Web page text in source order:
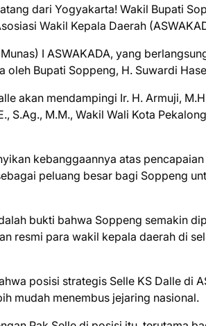
dari Yogyakarta! Wakil Bupati
Wakil Kepala Daerah
I ASWAKADA, yang
Bupati Soppeng, H. Suwardi
akan mendampingi Ir. H. Armuji,
S.Ag., M.M., Wakil Wali Kota
kebanggaannya atas
peluang besar bagi Soppeng
bukti bahwa Soppeng semakin
resmi para wakil kepala daerah di
posisi strategis Selle KS Dalle di
mudah menembus jejaring nasional.